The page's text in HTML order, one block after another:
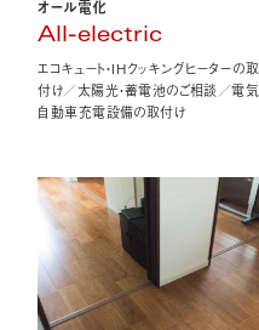
オール電化
All-electric
エコキュート・IHクッキングヒーターの取
付け／太陽光・蓄電池のご相談／電気
自動車充電設備の取付け